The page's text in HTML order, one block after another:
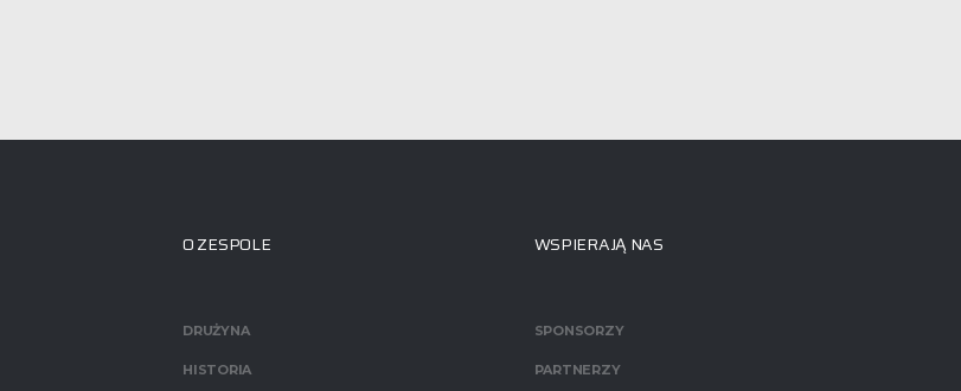
O ZESPOLE
DRUŻYNA
HISTORIA
WSPIERAJĄ NAS
SPONSORZY
PARTNERZY